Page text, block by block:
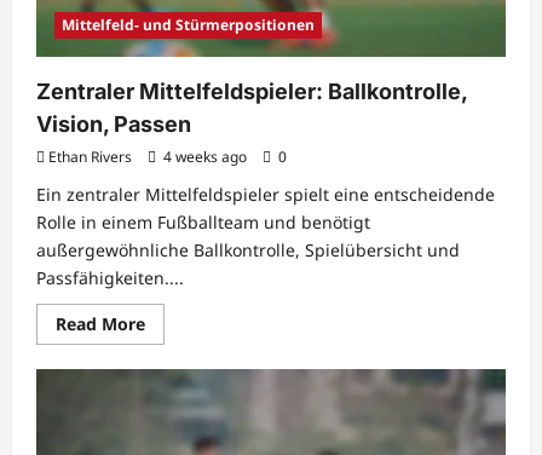
Mittelfeld- und Stürmerpositionen
Zentraler Mittelfeldspieler: Ballkontrolle,
Vision, Passen
Ethan Rivers 4 weeks ago 0
Ein zentraler Mittelfeldspieler spielt eine entscheidende
Rolle in einem Fußballteam und benötigt
außergewöhnliche Ballkontrolle, Spielübersicht und
Passfähigkeiten....
Read MoreRead
more
Zentraler
Mittelfeldspieler:
Ballkontrolle,
Vision,
Passen